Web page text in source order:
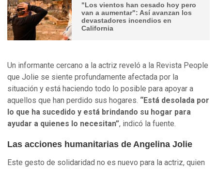
"Los vientos han cesado hoy pero
van a aumentar": Así avanzan los
devastadores incendios en
California
Un informante cercano a la actriz reveló a la Revista People
que Jolie se siente profundamente afectada por la
situación y está haciendo todo lo posible para apoyar a
aquellos que han perdido sus hogares. “Está desolada por
lo que ha sucedido y está brindando su hogar para
ayudar a quienes lo necesitan”, indicó la fuente.
Las acciones humanitarias de Angelina Jolie
Este gesto de solidaridad no es nuevo para la actriz, quien